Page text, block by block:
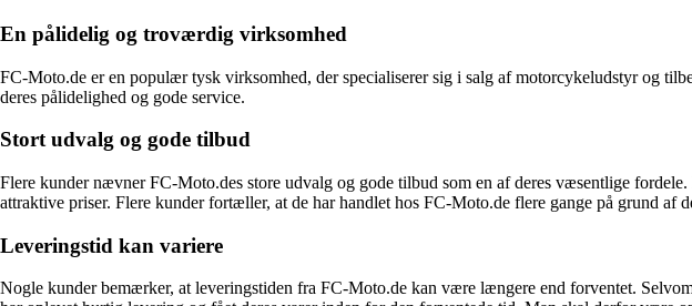
En pålidelig og troværdig virksomhed
FC-Moto.de er en populær tysk virksomhed, der specialiserer sig i salg af motorcykeludstyr og
deres pålidelighed og gode service.
Stort udvalg og gode tilbud
Flere kunder nævner FC-Moto.des store udvalg og gode tilbud som en af deres væsentlige
attraktive priser. Flere kunder fortæller, at de har handlet hos FC-Moto.de flere gange på grund af
Leveringstid kan variere
Nogle kunder bemærker, at leveringstiden fra FC-Moto.de kan være længere end forventet.